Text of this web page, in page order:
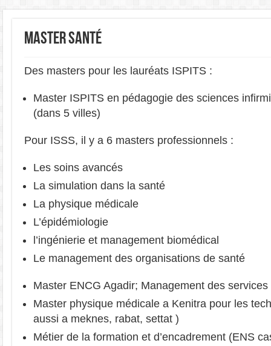
master santé
Des masters pour les lauréats ISPITS :
Master ISPITS en pédagogie des sciences
(dans 5 villes)
Pour ISSS, il y a 6 masters professionnels :
Les soins avancés
La simulation dans la santé
La physique médicale
L’épidémiologie
l’ingénierie et management biomédical
Le management des organisations de santé
Master ENCG Agadir; Management des
Master physique médicale a Kenitra pour les
aussi a meknes, rabat, settat )
Métier de la formation et d’encadrement (ENS